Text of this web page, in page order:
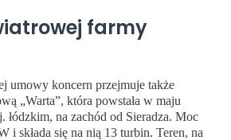
farmy
umowy koncern przejmuje także
„Warta”, która powstała w maju
łódzkim, na zachód od Sieradza. Moc
i składa się na nią 13 turbin. Teren, na